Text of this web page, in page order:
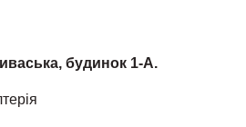
будинок 1-А.